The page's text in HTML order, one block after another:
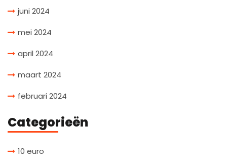
juni 2024
mei 2024
april 2024
maart 2024
februari 2024
Categorieën
10 euro